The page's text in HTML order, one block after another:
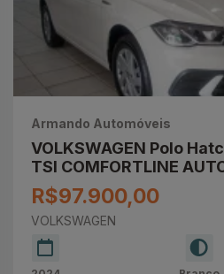
Armando Automóveis
VOLKSWAGEN Polo
TSI COMFORTLINE
R$97.900,00
VOLKSWAGEN